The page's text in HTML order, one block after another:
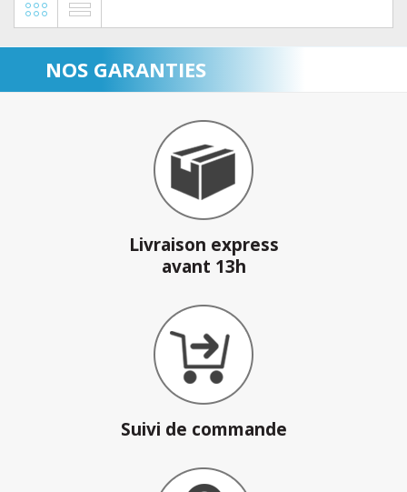
NOS GARANTIES
Livraison express
avant 13h
Suivi de commande